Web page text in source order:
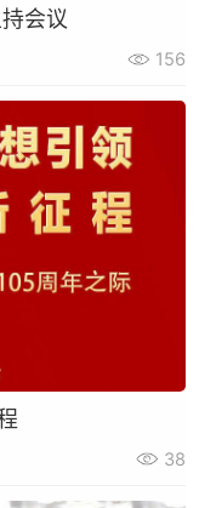
会议
156
38